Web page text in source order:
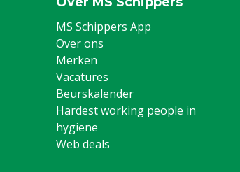
MS Schippers App
Over ons
Merken
Vacatures
Beurskalender
Hardest working people in
hygiene
Web deals